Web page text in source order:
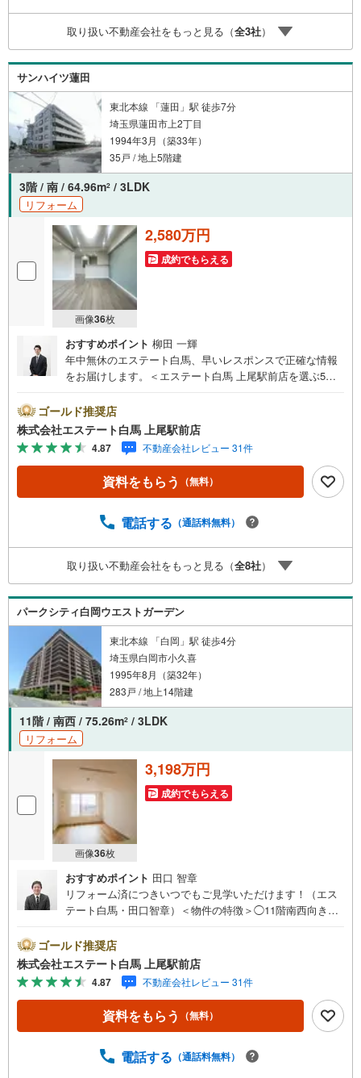
竹小学校まで約460m。低学年のお子様も安心して通学でき
る距離。浴室乾燥機や宅配ボックス等、利便性の高い設備
が充実。
取り扱い不動産会社をもっと見る（全3社）
サンハイツ蓮田
東北本線 「蓮田」駅 徒歩7分
埼玉県蓮田市上2丁目
1994年3月（築33年）
35戸 / 地上5階建
3階 / 南 / 64.96m2 / 3LDK
リフォーム
画像36枚
2,580万円
成約でもらえる
おすすめポイント 柳田 一輝
年中無休のエステート白馬、早いレスポンスで正確な情報
をお届けします。＜エステート白馬 上尾駅前店を選ぶ5つ
トーヨーカドー上尾駅前店」内に立地。2.無料駐車場完備
のお店立体駐車場は全480台収容可。駐車場完備してます。
3.大型キッズスペース当店自慢のキッズスペースをぜひご
覧ください。店内におむつ替えコーナーもご用意してま
す。4.年中無休・365日営業でお手伝い営業時間:10時～20
時まで。スピードある対応が自慢のお店です。5.提携FPへ
プランナーと無料相談。ローン返済について、老後や学費
宅地建物取引士やファイナンシャルプランナー、住宅ロー
ンアドバイザーなど、専門資格を持つスタッフが多数在籍
しております。お客様からの資料請求、お問い合わせをお
待ちしております。
ゴールド推奨店
株式会社エステート白馬 上尾駅前店
4.87 不動産会社レビュー 31件
資料をもらう （無料）
電話する （通話料無料）
取り扱い不動産会社をもっと見る（全8社）
パークシティ白岡ウエストガーデン
東北本線 「白岡」駅 徒歩4分
埼玉県白岡市小久喜
1995年8月（築32年）
283戸 / 地上14階建
11階 / 南西 / 75.26m2 / 3LDK
リフォーム
画像36枚
3,198万円
成約でもらえる
おすすめポイント 田口 智章
リフォーム済につきいつでもご見学いただけます！（エス
テート白馬・田口智章）＜物件の特徴＞◯11階南西向きの
グ全室貼替え◯全796戸のビッグコミュニティ◯駅徒歩4
分、生活便利な立地です。◯再開発の進む西口エリア＜エ
ステート白馬 上尾駅前店を選ぶ5つのポイント＞1.JR高崎
線「上尾駅」から徒歩1分駅前の「イトーヨーカドー上尾駅
前店」内に立地。2.無料駐車場完備のお店立体駐車場は全4
80台収容可。駐車場完備してます。3.大型キッズスペース
むつ替えコーナーもご用意してます。4.年中無休・365日営
ゴールド推奨店
株式会社エステート白馬 上尾駅前店
4.87 不動産会社レビュー 31件
資料をもらう （無料）
電話する （通話料無料）